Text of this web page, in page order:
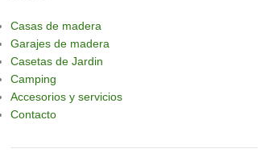
Casas de madera
Garajes de madera
Casetas de Jardin
Camping
Accesorios y servicios
Contacto